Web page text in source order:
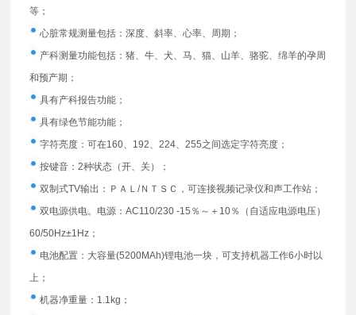
等；
心脏常规测量包括：深度、斜率、心率、周期；
产科测量功能包括：猪、牛、犬、马、猫、山羊、骆驼、绵羊的孕周
和预产期；
具有产科报告功能；
具有绿色节能功能；
字符亮度：可在160、192、224、255之间选定字符亮度；
按键音：2种状态（开、关）；
双制式TV输出：ＰＡＬ/ＮＴＳＣ，可连接视频记录仪和声工作站；
双电源供电。电源：AC110/230 -15％～＋10％（自适应电源电压）
60/50Hz±1Hz；
电池配置：大容量(5200MAh)锂电池一块，可支持机器工作6小时以
上；
机器净重量：1.1kg；